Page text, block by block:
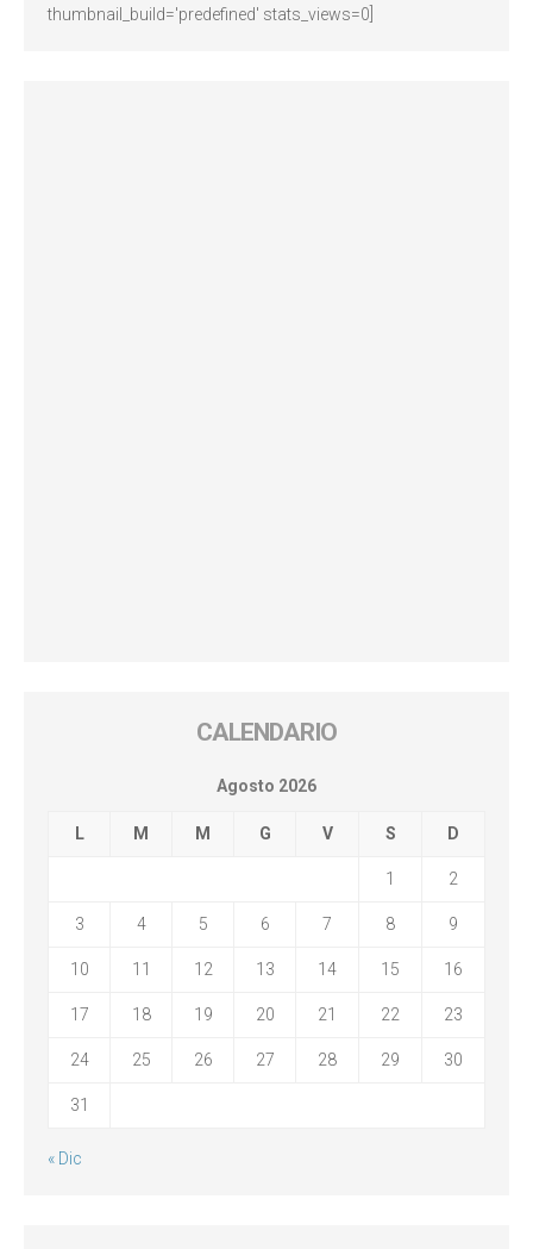
thumbnail_build='predefined' stats_views=0]
CALENDARIO
Agosto 2026
L M M G V S D
1 2
3 4 5 6 7 8 9
10 11 12 13 14 15 16
17 18 19 20 21 22 23
24 25 26 27 28 29 30
31
« Dic